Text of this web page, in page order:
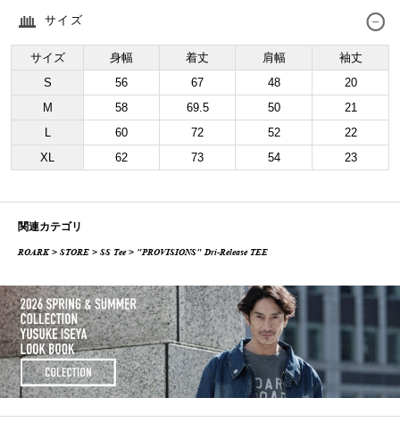
サイズ
サイズ 身幅 着丈 肩幅
袖丈
S
56 67 48
20
M
58 69.5 50
21
L
60 72 52
22
XL
62 73 54 23
関連カテゴリ
ROARK>STORE >SS Tee> "PROVISIONS" Dri-Release TEE